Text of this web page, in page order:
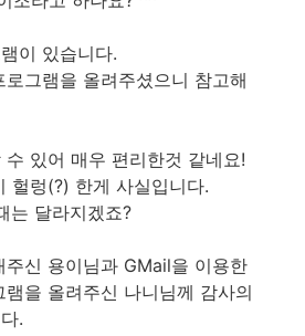
이 있습니다.
로그램을 올려주셨으니 참고해
있어 매우 편리한것 같네요!
헐렁(?) 한게 사실입니다.
는 달라지겠죠?
주신 용이님과 GMail을 이용한
을 올려주신 나니님께 감사의
.